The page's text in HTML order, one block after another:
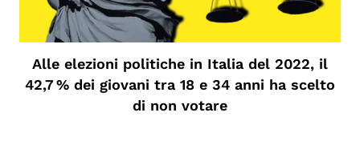
Alle elezioni politiche in Italia del 2022, il
42,7 % dei giovani tra 18 e 34 anni ha scelto
di non votare